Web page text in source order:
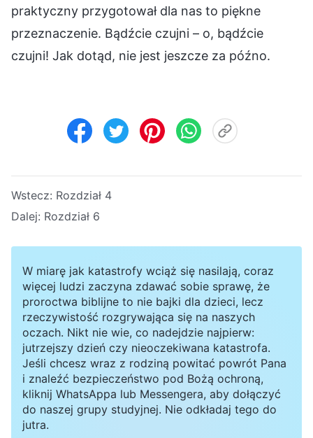
praktyczny przygotował dla nas to piękne
przeznaczenie. Bądźcie czujni – o, bądźcie
czujni! Jak dotąd, nie jest jeszcze za późno.
Wstecz: Rozdział 4
Dalej: Rozdział 6
W miarę jak katastrofy wciąż się nasilają, coraz
więcej ludzi zaczyna zdawać sobie sprawę, że
proroctwa biblijne to nie bajki dla dzieci, lecz
rzeczywistość rozgrywająca się na naszych
oczach. Nikt nie wie, co nadejdzie najpierw:
jutrzejszy dzień czy nieoczekiwana katastrofa.
Jeśli chcesz wraz z rodziną powitać powrót Pana
i znaleźć bezpieczeństwo pod Bożą ochroną,
kliknij WhatsAppa lub Messengera, aby dołączyć
do naszej grupy studyjnej. Nie odkładaj tego do
jutra.